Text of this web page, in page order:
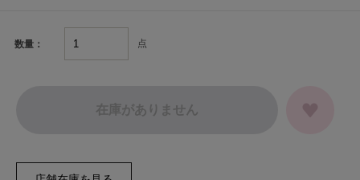
数量： 点
在庫がありません